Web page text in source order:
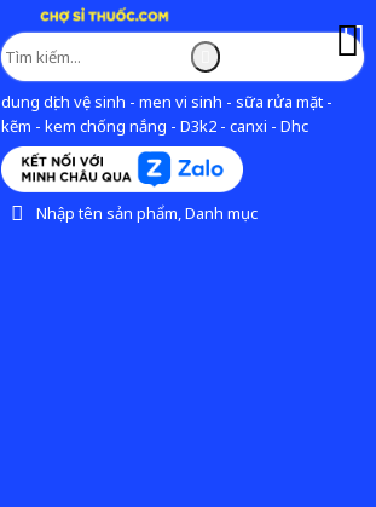
dung dịch vệ sinh - men vi sinh - sữa rửa mặt -
kẽm - kem chống nắng - D3k2 - canxi - Dhc
Nhập tên sản phẩm, Danh mục